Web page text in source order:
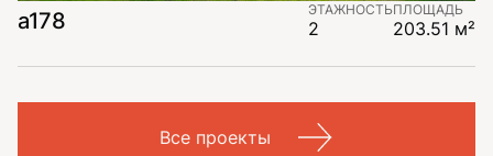
a178 ЭТАЖНОСТЬ
2
ПЛОЩАДЬ
203.51 м²
Все проекты